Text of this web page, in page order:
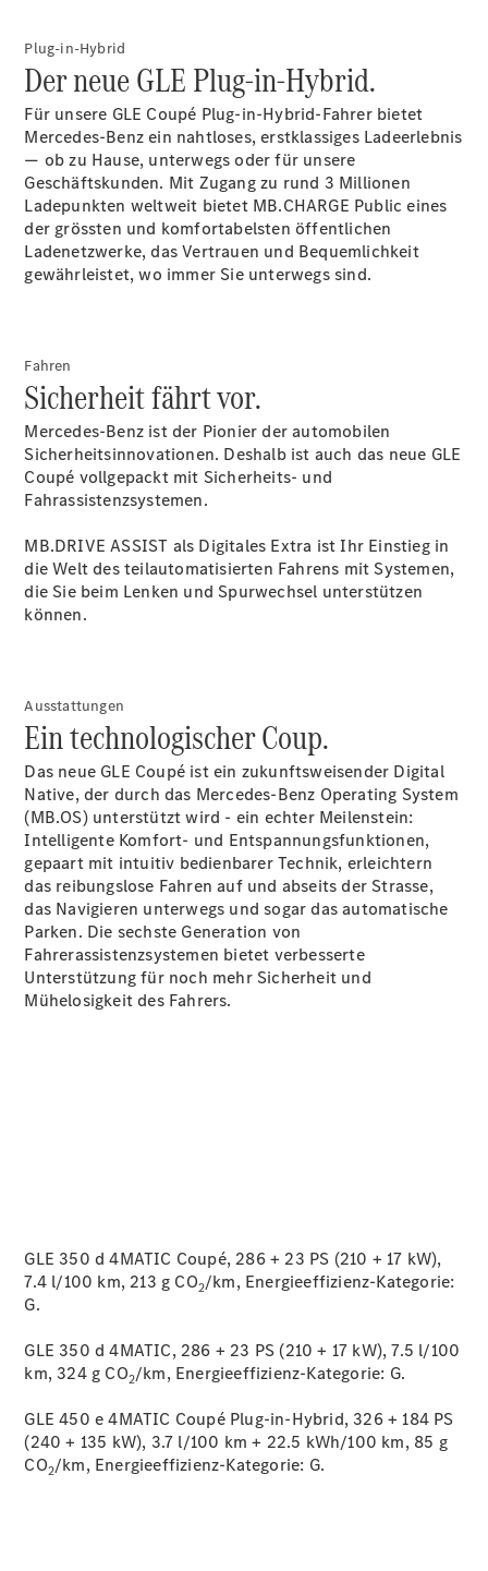
Über uns
Standort &
Öffnungszeiten
Kontaktformular
Servicetermin
Anbieter/Datenschutz
Plug-in-Hybrid
Der neue GLE Plug-in-Hybrid.
Für unsere GLE Coupé Plug-in-Hybrid-Fahrer bietet
Mercedes-Benz ein nahtloses, erstklassiges Ladeerlebnis
— ob zu Hause, unterwegs oder für unsere
Geschäftskunden. Mit Zugang zu rund 3 Millionen
Ladepunkten weltweit bietet MB.CHARGE Public eines
der grössten und komfortabelsten öffentlichen
Ladenetzwerke, das Vertrauen und Bequemlichkeit
gewährleistet, wo immer Sie unterwegs sind.
Fahren
Sicherheit fährt vor.
Mercedes-Benz ist der Pionier der automobilen
Sicherheitsinnovationen. Deshalb ist auch das neue GLE
Coupé vollgepackt mit Sicherheits- und
Fahrassistenzsystemen.
MB.DRIVE ASSIST als Digitales Extra ist Ihr Einstieg in
die Welt des teilautomatisierten Fahrens mit Systemen,
die Sie beim Lenken und Spurwechsel unterstützen
können.
Ausstattungen
Ein technologischer Coup.
Das neue GLE Coupé ist ein zukunftsweisender Digital
Native, der durch das Mercedes-Benz Operating System
(MB.OS) unterstützt wird - ein echter Meilenstein:
Intelligente Komfort- und Entspannungsfunktionen,
gepaart mit intuitiv bedienbarer Technik, erleichtern
das reibungslose Fahren auf und abseits der Strasse,
das Navigieren unterwegs und sogar das automatische
Parken. Die sechste Generation von
Fahrerassistenzsystemen bietet verbesserte
Unterstützung für noch mehr Sicherheit und
Mühelosigkeit des Fahrers.
GLE 350 d 4MATIC Coupé, 286 + 23 PS (210 + 17 kW),
7.4 l/100 km, 213 g CO2/km, Energieeffizienz-Kategorie:
G.
GLE 350 d 4MATIC, 286 + 23 PS (210 + 17 kW), 7.5 l/100
km, 324 g CO2/km, Energieeffizienz-Kategorie: G.
GLE 450 e 4MATIC Coupé Plug-in-Hybrid, 326 + 184 PS
(240 + 135 kW), 3.7 l/100 km + 22.5 kWh/100 km, 85 g
CO2/km, Energieeffizienz-Kategorie: G.